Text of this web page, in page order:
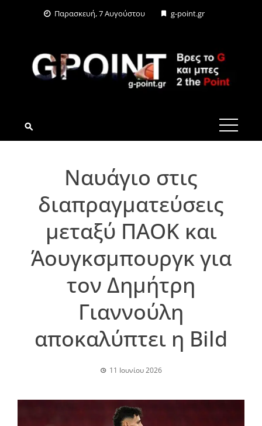
Παρασκευή, 7 Αυγούστου g-point.gr
G-POINT.GR
Ναυάγιο στις
διαπραγματεύσεις
μεταξύ ΠΑΟΚ και
Άουγκσμπουργκ για
τον Δημήτρη
Γιαννούλη
αποκαλύπτει η Bild
11 Ιουνίου 2026